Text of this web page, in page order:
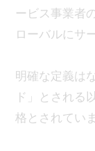
ービス事業者
ローバルにサ
明確な定義は
ド」とされる
格とされてい